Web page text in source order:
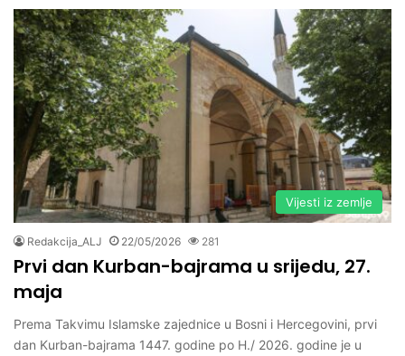
Vijesti iz zemlje
Redakcija_ALJ 22/05/2026 281
Prvi dan Kurban-bajrama u srijedu, 27.
maja
Prema Takvimu Islamske zajednice u Bosni i Hercegovini, prvi
dan Kurban-bajrama 1447. godine po H./ 2026. godine je u